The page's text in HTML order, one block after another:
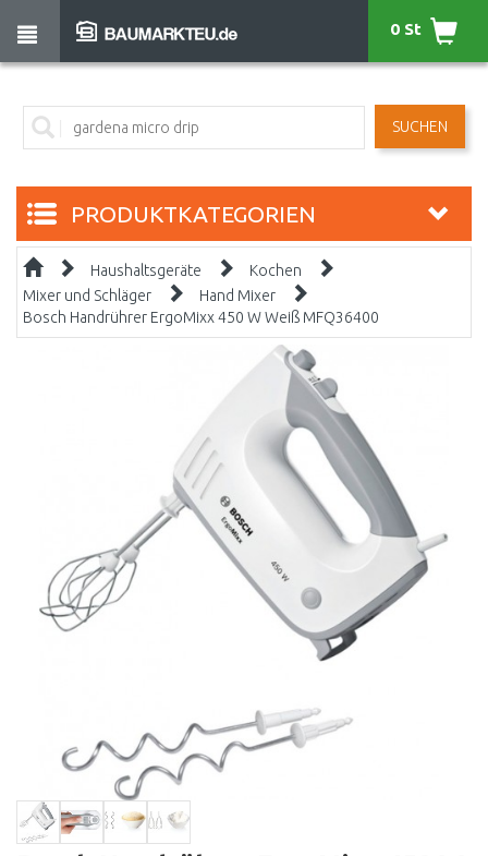
SUCHEN
0 St
PRODUKTKATEGORIEN
Haushaltsgeräte
Kochen
Mixer und Schläger
Hand Mixer
Bosch Handrührer ErgoMixx 450 W Weiß MFQ36400